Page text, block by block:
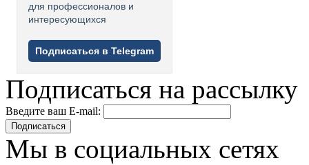
для профессионалов и
интересующихся
Подписаться в Telegram
Подписаться на рассылку
Введите ваш E-mail:
Подписаться
Мы в социальных сетях